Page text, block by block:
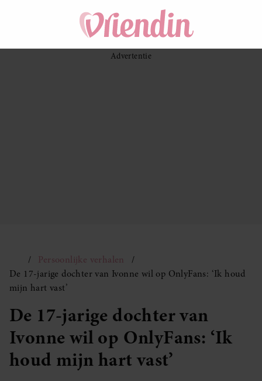
Persoonlijke verhalen
De 17-jarige dochter van Ivonne wil op OnlyFans: ‘Ik houd
mijn hart vast’
De 17-jarige dochter van
Ivonne wil op OnlyFans: ‘Ik
houd mijn hart vast’